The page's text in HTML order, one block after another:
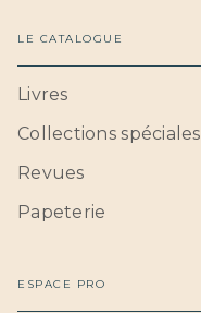
LE CATALOGUE
Livres
Collections spéciales
Revues
Papeterie
ESPACE PRO